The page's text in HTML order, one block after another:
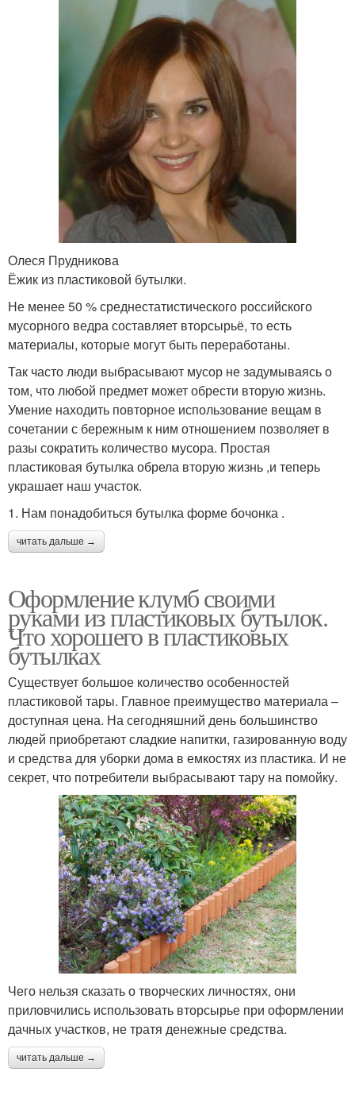
Олеся Прудникова
Ёжик из пластиковой бутылки.
Не менее 50 % среднестатистического российского
мусорного ведра составляет вторсырьё, то есть
материалы, которые могут быть переработаны.
Так часто люди выбрасывают мусор не задумываясь о
том, что любой предмет может обрести вторую жизнь.
Умение находить повторное использование вещам в
сочетании с бережным к ним отношением позволяет в
разы сократить количество мусора. Простая
пластиковая бутылка обрела вторую жизнь ,и теперь
украшает наш участок.
1. Нам понадобиться бутылка форме бочонка .
читать дальше →
Оформление клумб своими
руками из пластиковых бутылок.
Что хорошего в пластиковых
бутылках
Существует большое количество особенностей
пластиковой тары. Главное преимущество материала –
доступная цена. На сегодняшний день большинство
людей приобретают сладкие напитки, газированную воду
и средства для уборки дома в емкостях из пластика. И не
секрет, что потребители выбрасывают тару на помойку.
Чего нельзя сказать о творческих личностях, они
приловчились использовать вторсырье при оформлении
дачных участков, не тратя денежные средства.
читать дальше →